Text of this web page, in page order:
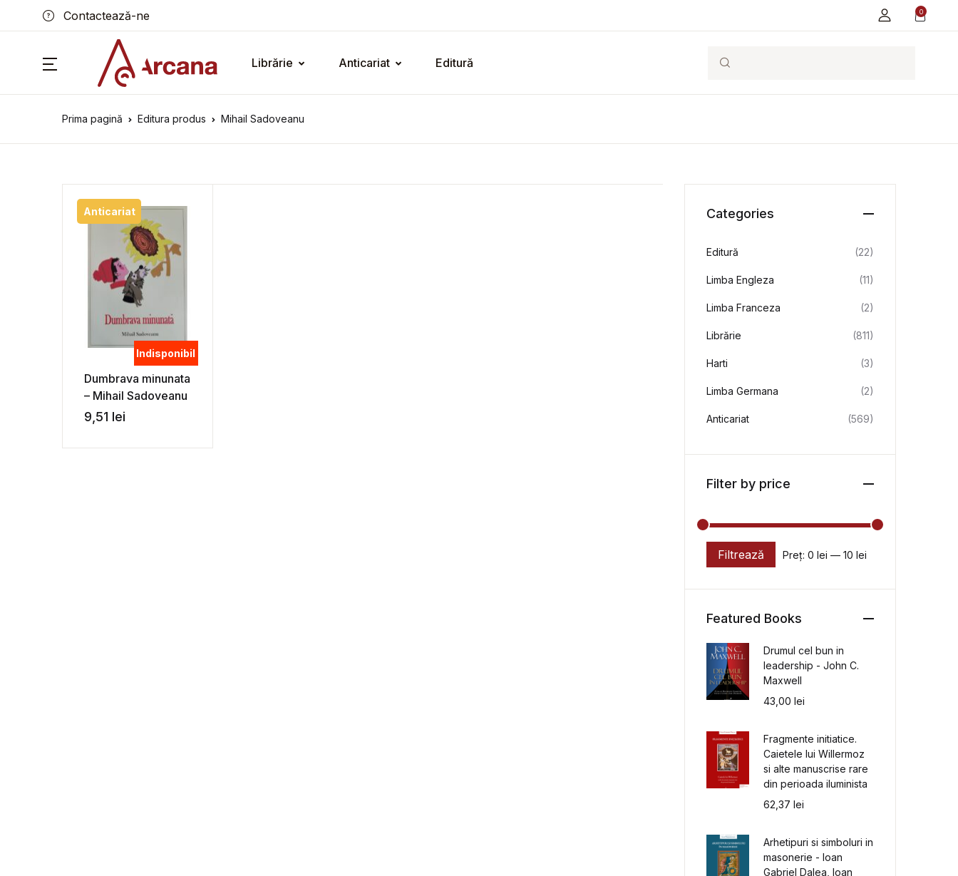
Contactează-ne 0
Librărie Anticariat Editură Search
Prima pagină Editura produs Mihail Sadoveanu
Anticariat
Indisponibil
Dumbrava minunata
– Mihail Sadoveanu
9,51 lei
Categories
Editură (22)
Limba Engleza (11)
Limba Franceza (2)
Librărie (811)
Harti (3)
Limba Germana (2)
Anticariat (569)
Filter by price
Preț minim
Preț maxim
Filtrează Preț:0 lei —10 lei
Featured Books
Drumul cel bun in
leadership - John C.
Maxwell
43,00lei
Fragmente initiatice.
Caietele lui Willermoz
si alte manuscrise rare
din perioada iluminista
62,37lei
Arhetipuri si simboluri in
masonerie - Ioan
Gabriel Dalea, Ioan